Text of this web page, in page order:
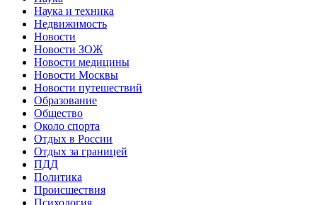
Наука и техника
Недвижимость
Новости
Новости ЗОЖ
Новости медицины
Новости Москвы
Новости путешествий
Образование
Общество
Около спорта
Отдых в России
Отдых за границей
ПДД
Политика
Происшествия
Психология